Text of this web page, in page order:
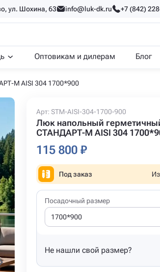
ул. Шохина, 63 info@luk-dk.ru +7 (842)
Оптовикам и дилерам Блог
М AISI 304 1700*900
Арт: STM-AISI-304-1700-900
Люк напольный
СТАНДАРТ-М AISI 304
115 800 ₽
Под заказ
Посадочный размер
1700*900
Не нашли свой размер?